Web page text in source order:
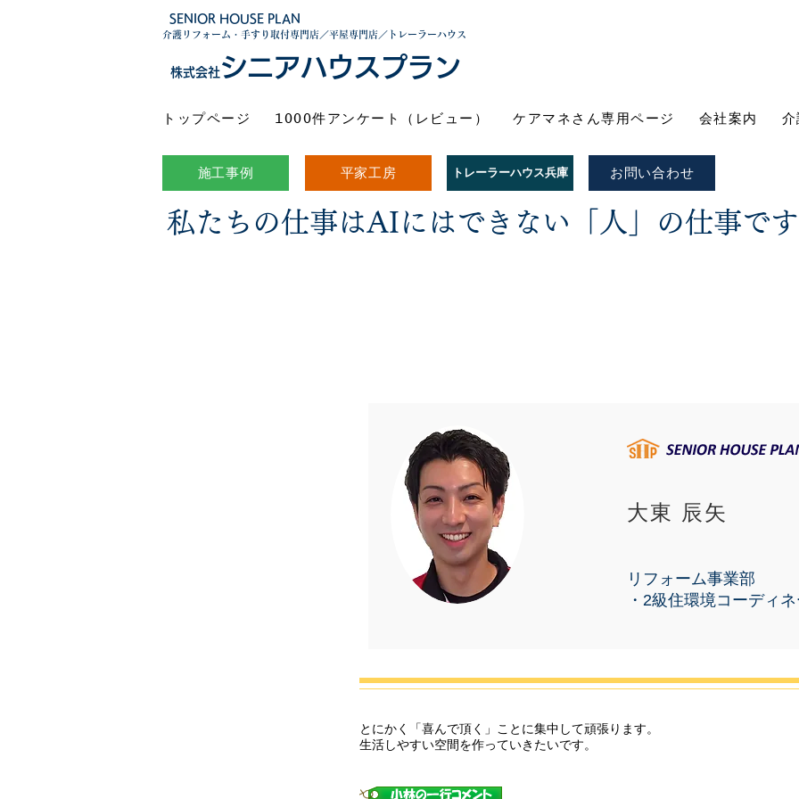
SENIOR HOUSE PLAN
介護リフォーム・手すり取付専門店／平屋専門店／トレーラーハウス
株式会社シニアハウスプラン
トップページ 1000件アンケート（レビュー） ケアマネさん専用ページ 会社案内 介
施工事例 平家工房 トレーラーハウス兵庫 お問い合わせ
私たちの仕事はAIにはできない「人」の仕事で
大東 辰矢
リフォーム事業部
・2級住環境コーディ
とにかく「喜んで頂く」ことに集中して頑張ります。
生活しやすい空間を作っていきたいです。